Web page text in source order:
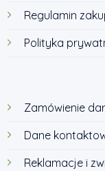
Regulamin
Polityka
Zamówienie
Dane
Reklamacje i